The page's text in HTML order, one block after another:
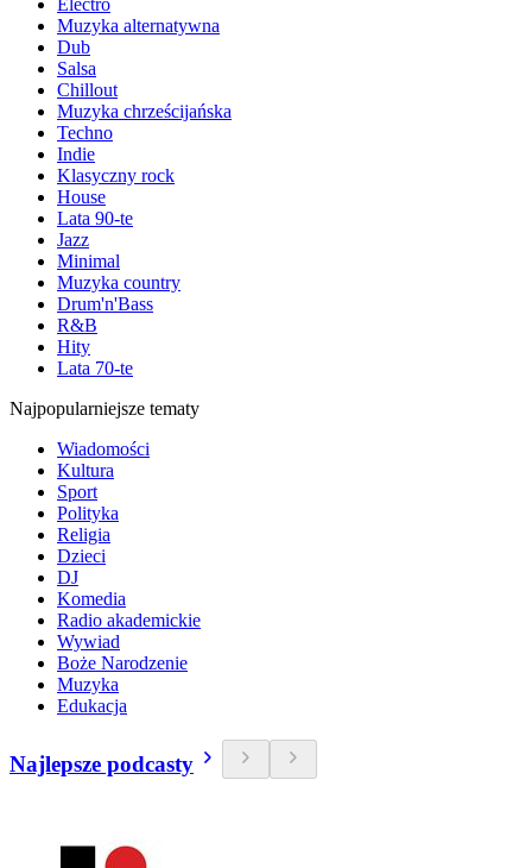
Electro
Muzyka alternatywna
Dub
Salsa
Chillout
Muzyka chrześcijańska
Techno
Indie
Klasyczny rock
House
Lata 90-te
Jazz
Minimal
Muzyka country
Drum'n'Bass
R&B
Hity
Lata 70-te
Najpopularniejsze tematy
Wiadomości
Kultura
Sport
Polityka
Religia
Dzieci
DJ
Komedia
Radio akademickie
Wywiad
Boże Narodzenie
Muzyka
Edukacja
Najlepsze podcasty